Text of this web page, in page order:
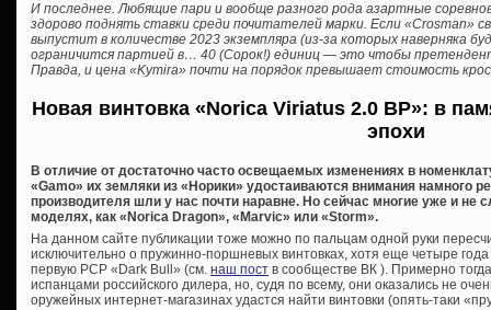
И последнее. Любящие пари и вообще разного рода азартные
здорово поднять ставки среди почитателей марки. Если «Crosman»
выпустит в количестве 2023 экземпляра (из-за которых наверняка
ограничится партией в… 40 (Сорок!) единиц — это чтобы
Правда, и цена «Kymira» почти на порядок превышает стоимость
Новая винтовка «Norica Viriatus 2.0 BP»: в
эпохи
В отличие от достаточно часто освещаемых изменениях в
«Gamo» их земляки из «Норики» удостаиваются внимания намного
производителя шли у нас почти наравне. Но сейчас многие уже и не
моделях, как «Norica Dragon», «Marvic» или «Storm».
На данном сайте публикации тоже можно по пальцам одной руки
исключительно о пружинно-поршневых винтовках, хотя еще четыре
первую PCP «Dark Bull» (см. наш пост в сообществе ВК ). Примерно
испанцами российского дилера, но, судя по всему, они оказались не
оружейных интернет-магазинах удастся найти винтовки (опять-таки